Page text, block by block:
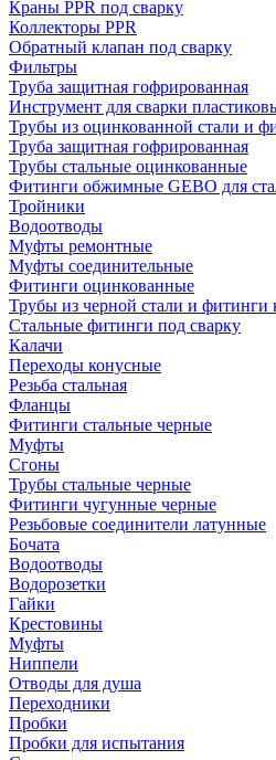
Краны PPR под сварку
Коллекторы PPR
Обратный клапан под сварку
Фильтры
Труба защитная гофрированная
Инструмент для сварки
Трубы из оцинкованной стали и
Труба защитная гофрированная
Трубы стальные оцинкованные
Фитинги обжимные GEBO для
Тройники
Водоотводы
Муфты ремонтные
Муфты соединительные
Фитинги оцинкованные
Трубы из черной стали и фитинги
Стальные фитинги под сварку
Калачи
Переходы конусные
Резьба стальная
Фланцы
Фитинги стальные черные
Муфты
Сгоны
Трубы стальные черные
Фитинги чугунные черные
Резьбовые соединители латунные
Бочата
Водоотводы
Водорозетки
Гайки
Крестовины
Муфты
Ниппели
Отводы для душа
Переходники
Пробки
Пробки для испытания